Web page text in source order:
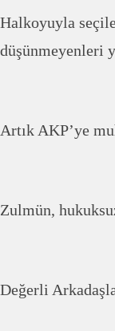
Halkoyuyla
düşünmeyenleri
Artık AKP’ye
Zulmün,
Değerli